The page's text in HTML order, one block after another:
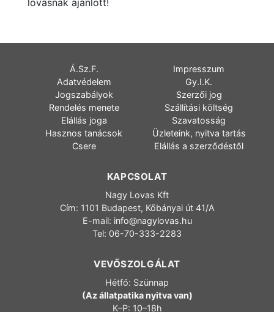
lovasnak ajánlott!
Á.Sz.F.
Impresszum
Adatvédelem
Gy.I.K.
Jogszabályok
Szerzői jog
Rendelés menete
Szállítási költség
Elállás joga
Szavatosság
Hasznos tanácsok
Üzleteink, nyitva tartás
Csere
Elállás a szerződéstől
KAPCSOLAT
Nagy Lovas Kft
Cím: 1101 Budapest, Kőbányai út 41/A
E-mail: info@nagylovas.hu
Tel: 06-70-333-2283
VEVŐSZOLGÁLAT
Hétfő: Szünnap
(Az állatpatika nyitva van)
K–P: 10–18h